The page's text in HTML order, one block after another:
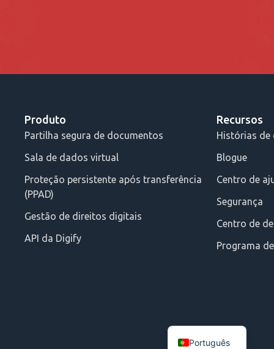
Produto
Partilha segura de documentos
Sala de dados virtual
Proteção persistente após transferência
(PPAD)
Gestão de direitos digitais
API da Digify
Recursos
Histórias de
Blogue
Centro de
Segurança
Centro de
Programa
Português